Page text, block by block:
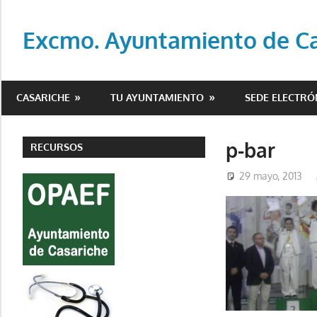
contenido
Excmo. Ayuntamiento de
del
de
Casariche
CASARICHE TU AYUNTAMIENTO SEDE
p-bar
29 mayo, 2013
RECURSOS